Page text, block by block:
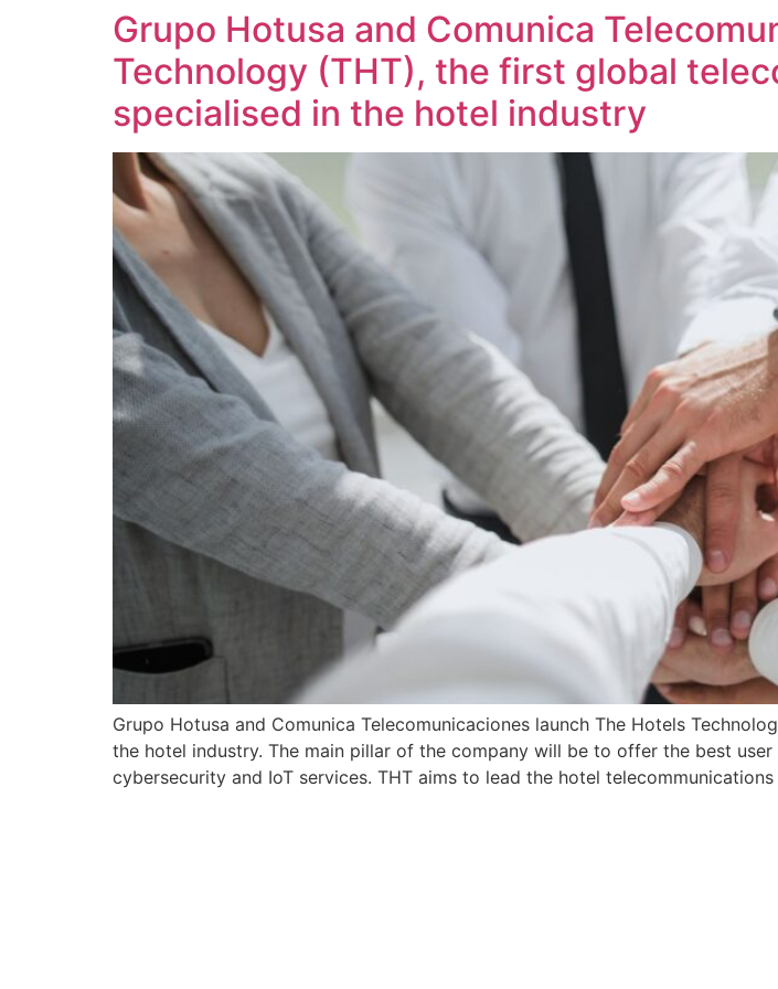
Grupo Hotusa and Comunica
Technology (THT), the first global
specialised in the hotel industry
Grupo Hotusa and Comunica Telecomunicaciones launch The Hotels
the hotel industry. The main pillar of the company will be to offer the best
cybersecurity and IoT services. THT aims to lead the hotel